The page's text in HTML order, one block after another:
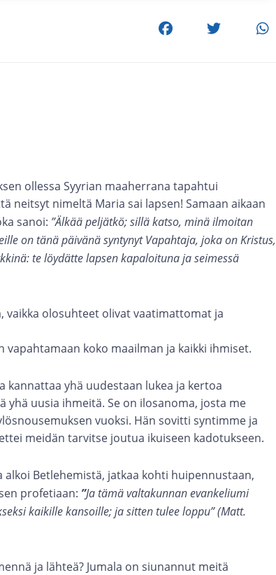
ollessa Syyrian maaherrana tapahtui
neitsyt nimeltä Maria sai lapsen! Samaan aikaan
sanoi: ”Älkää peljätkö; sillä katso, minä ilmoitan
on tänä päivänä syntynyt Vapahtaja, joka on Kristus,
te löydätte lapsen kapaloituna ja seimessä
vaikka olosuhteet olivat vaatimattomat ja
vapahtamaan koko maailman ja kaikki ihmiset.
yhä uudestaan lukea ja kertoa
yhä uusia ihmeitä. Se on ilosanoma, josta me
vuoksi. Hän sovitti syntimme ja
meidän tarvitse joutua ikuiseen kadotukseen.
alkoi Betlehemistä, jatkaa kohti huipennustaan,
profetiaan: ”Ja tämä valtakunnan evankeliumi
kaikille kansoille; ja sitten tulee loppu” (Matt.
ja lähteä? Jumala on siunannut meitä